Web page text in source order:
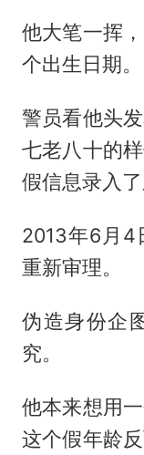
他大笔一挥
个出生日期。
警员看他头
七老八十的
假信息录入了
2013年6月4
重新审理。
伪造身份企
究。
他本来想用
这个假年龄